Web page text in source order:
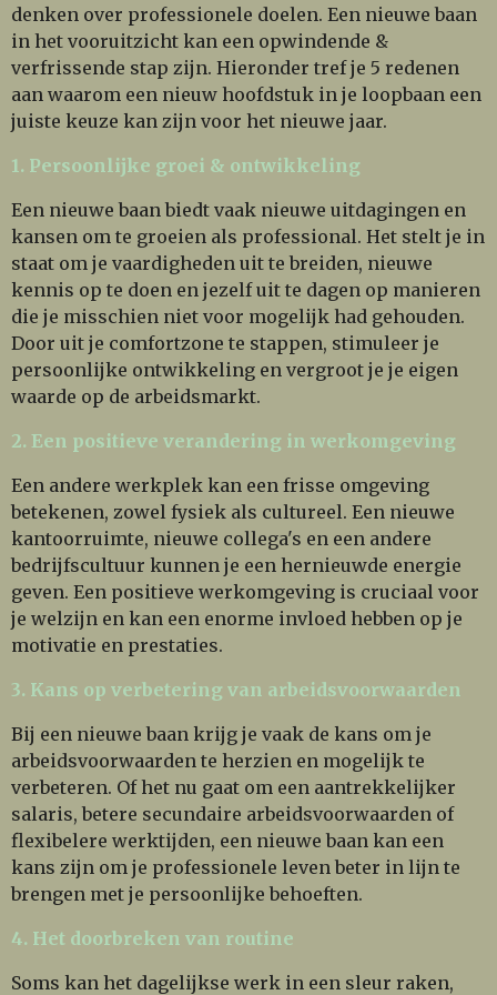
denken over professionele doelen. Een nieuwe baan
in het vooruitzicht kan een opwindende &
verfrissende stap zijn. Hieronder tref je 5 redenen
aan waarom een nieuw hoofdstuk in je loopbaan een
juiste keuze kan zijn voor het nieuwe jaar.
1. Persoonlijke groei & ontwikkeling
Een nieuwe baan biedt vaak nieuwe uitdagingen en
kansen om te groeien als professional. Het stelt je in
staat om je vaardigheden uit te breiden, nieuwe
kennis op te doen en jezelf uit te dagen op manieren
die je misschien niet voor mogelijk had gehouden.
Door uit je comfortzone te stappen, stimuleer je
persoonlijke ontwikkeling en vergroot je je eigen
waarde op de arbeidsmarkt.
2. Een positieve verandering in werkomgeving
Een andere werkplek kan een frisse omgeving
betekenen, zowel fysiek als cultureel. Een nieuwe
kantoorruimte, nieuwe collega's en een andere
bedrijfscultuur kunnen je een hernieuwde energie
geven. Een positieve werkomgeving is cruciaal voor
je welzijn en kan een enorme invloed hebben op je
motivatie en prestaties.
3. Kans op verbetering van arbeidsvoorwaarden
Bij een nieuwe baan krijg je vaak de kans om je
arbeidsvoorwaarden te herzien en mogelijk te
verbeteren. Of het nu gaat om een aantrekkelijker
salaris, betere secundaire arbeidsvoorwaarden of
flexibelere werktijden, een nieuwe baan kan een
kans zijn om je professionele leven beter in lijn te
brengen met je persoonlijke behoeften.
4. Het doorbreken van routine
Soms kan het dagelijkse werk in een sleur raken,